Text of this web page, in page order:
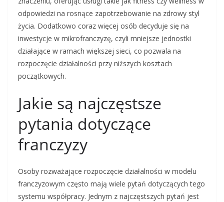
odpowiedzi na rosnące zapotrzebowanie na zdrowy styl
życia. Dodatkowo coraz więcej osób decyduje się na
inwestycje w mikrofranczyzę, czyli mniejsze jednostki
działające w ramach większej sieci, co pozwala na
rozpoczęcie działalności przy niższych kosztach
początkowych.
Jakie są najczęstsze
pytania dotyczące
franczyzy
Osoby rozważające rozpoczęcie działalności w modelu
franczyzowym często mają wiele pytań dotyczących tego
systemu współpracy. Jednym z najczęstszych pytań jest